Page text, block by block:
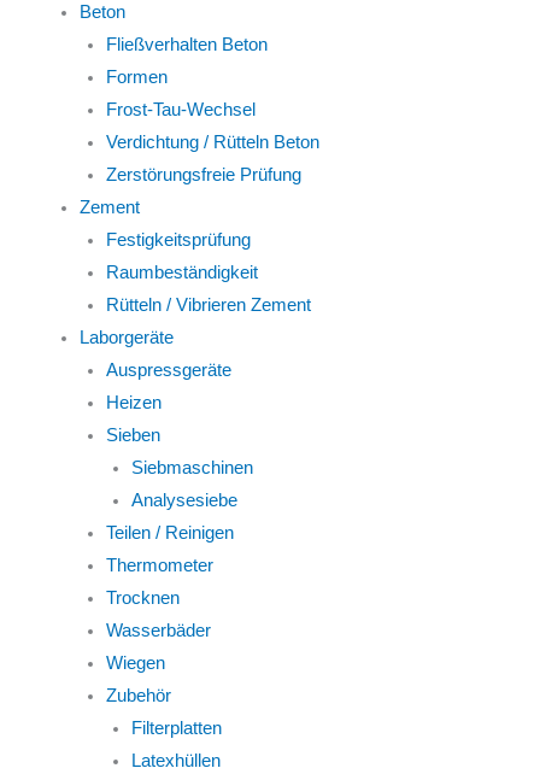
Beton
Fließverhalten Beton
Formen
Frost-Tau-Wechsel
Verdichtung / Rütteln Beton
Zerstörungsfreie Prüfung
Zement
Festigkeitsprüfung
Raumbeständigkeit
Rütteln / Vibrieren Zement
Laborgeräte
Auspressgeräte
Heizen
Sieben
Siebmaschinen
Analysesiebe
Teilen / Reinigen
Thermometer
Trocknen
Wasserbäder
Wiegen
Zubehör
Filterplatten
Latexhüllen